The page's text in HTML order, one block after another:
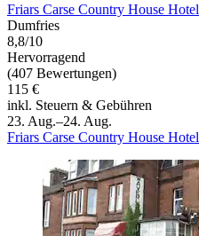
Friars Carse Country House Hotel
Dumfries
8,8/10
Hervorragend
(407 Bewertungen)
115 €
inkl. Steuern & Gebühren
23. Aug.–24. Aug.
Friars Carse Country House Hotel